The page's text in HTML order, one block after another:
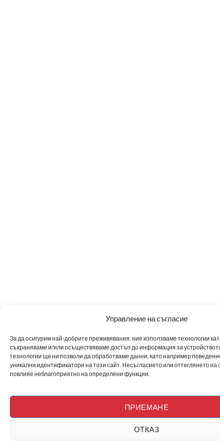
Управление на съгласие
За да осигурим най-добрите преживявания, ние използваме технологии
съхраняваме и/или осъществяваме достъп до информация за
технологии ще ни позволи да обработваме данни, като например
уникални идентификатори на този сайт. Несъгласието или оттеглянето на
повлияе неблагоприятно на определени функции.
ПРИЕМАНЕ
ОТКАЗ